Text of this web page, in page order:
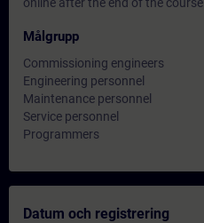
Målgrupp
Commissioning engineers
Engineering personnel
Maintenance personnel
Service personnel
Programmers
Datum och registrering